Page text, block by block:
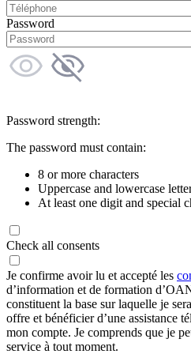
Password
Password strength:
The password must contain:
8 or more characters
Uppercase and lowercase
At least one digit and special
Check all consents
Je confirme avoir lu et accepté les
d’information et de formation
constituent la base sur laquelle je
offre et bénéficier d’une assistance
mon compte. Je comprends que je
service à tout moment.